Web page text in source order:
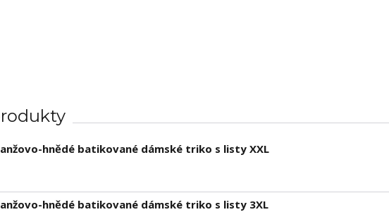
hnědé batikované dámské triko s listy XXL
hnědé batikované dámské triko s listy 3XL